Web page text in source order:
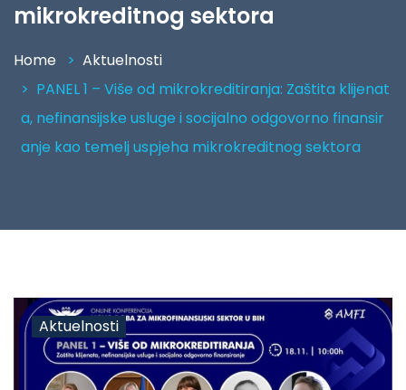
mikrokreditnog sektora
Home
Aktuelnosti
PANEL 1 – Više od mikrokreditiranja: Zaštita klijenat
a, nefinansijske usluge i socijalno odgovorno finansir
anje kao temelj uspjeha mikrokreditnog sektora
Aktuelnosti